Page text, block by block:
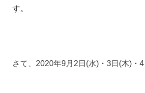
す。
さて、2020年9月2日(水)・3日(木)・4